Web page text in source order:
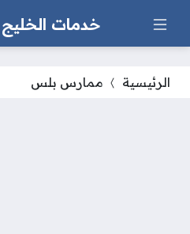
خدمات الخليج
الرئيسية ممارس بلس